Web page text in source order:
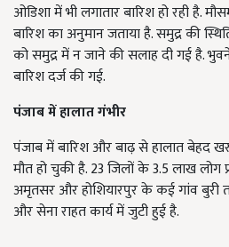
ओडिशा में भी लगातार बारिश हो रही है.
बारिश का अनुमान जताया है. समुद्र की
को समुद्र में न जाने की सलाह दी गई है.
बारिश दर्ज की गई.
पंजाब में हालात गंभीर
पंजाब में बारिश और बाढ़ से हालात बेहद
मौत हो चुकी है. 23 जिलों के 3.5 लाख लोग
अमृतसर और होशियारपुर के कई गांव बुरी
और सेना राहत कार्य में जुटी हुई है.